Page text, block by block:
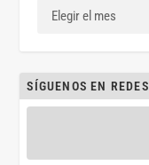
SÍGUENOS EN REDES